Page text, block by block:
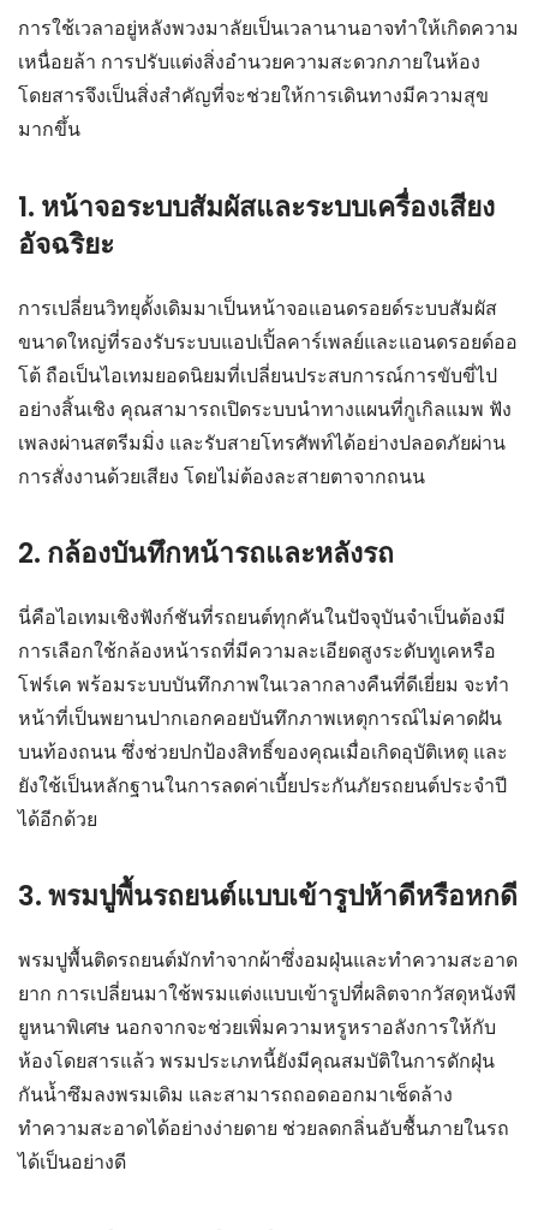
การใช้เวลาอยู่หลังพวงมาลัยเป็นเวลานานอาจทำให้เกิดความ
เหนื่อยล้า การปรับแต่งสิ่งอำนวยความสะดวกภายในห้อง
โดยสารจึงเป็นสิ่งสำคัญที่จะช่วยให้การเดินทางมีความสุข
มากขึ้น
1. หน้าจอระบบสัมผัสและระบบเครื่องเสียง
อัจฉริยะ
การเปลี่ยนวิทยุดั้งเดิมมาเป็นหน้าจอแอนดรอยด์ระบบสัมผัส
ขนาดใหญ่ที่รองรับระบบแอปเปิ้ลคาร์เพลย์และแอนดรอยด์ออ
โต้ ถือเป็นไอเทมยอดนิยมที่เปลี่ยนประสบการณ์การขับขี่ไป
อย่างสิ้นเชิง คุณสามารถเปิดระบบนำทางแผนที่กูเกิลแมพ ฟัง
เพลงผ่านสตรีมมิ่ง และรับสายโทรศัพท์ได้อย่างปลอดภัยผ่าน
การสั่งงานด้วยเสียง โดยไม่ต้องละสายตาจากถนน
2. กล้องบันทึกหน้ารถและหลังรถ
นี่คือไอเทมเชิงฟังก์ชันที่รถยนต์ทุกคันในปัจจุบันจำเป็นต้องมี
การเลือกใช้กล้องหน้ารถที่มีความละเอียดสูงระดับทูเคหรือ
โฟร์เค พร้อมระบบบันทึกภาพในเวลากลางคืนที่ดีเยี่ยม จะทำ
หน้าที่เป็นพยานปากเอกคอยบันทึกภาพเหตุการณ์ไม่คาดฝัน
บนท้องถนน ซึ่งช่วยปกป้องสิทธิ์ของคุณเมื่อเกิดอุบัติเหตุ และ
ยังใช้เป็นหลักฐานในการลดค่าเบี้ยประกันภัยรถยนต์ประจำปี
ได้อีกด้วย
3. พรมปูพื้นรถยนต์แบบเข้ารูปห้าดีหรือหกดี
พรมปูพื้นติดรถยนต์มักทำจากผ้าซึ่งอมฝุ่นและทำความสะอาด
ยาก การเปลี่ยนมาใช้พรมแต่งแบบเข้ารูปที่ผลิตจากวัสดุหนังพี
ยูหนาพิเศษ นอกจากจะช่วยเพิ่มความหรูหราอลังการให้กับ
ห้องโดยสารแล้ว พรมประเภทนี้ยังมีคุณสมบัติในการดักฝุ่น
กันน้ำซึมลงพรมเดิม และสามารถถอดออกมาเช็ดล้าง
ทำความสะอาดได้อย่างง่ายดาย ช่วยลดกลิ่นอับชื้นภายในรถ
ได้เป็นอย่างดี